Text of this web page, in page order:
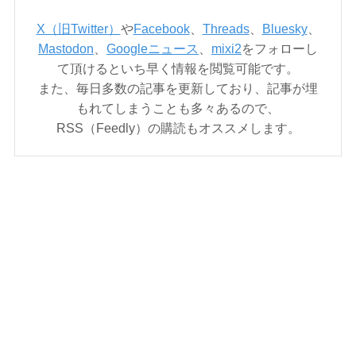
X（旧Twitter） やFacebook、 Threads、 Bluesky、
Mastodon
Googleニュース mixi2をフォローし
て頂けるといち早く情報を閲覧可能です。
また、毎日多数の記事を更新しており、記事が埋
もれてしまうことも多々あるので、
RSS（Feedly）の購読もオススメします。